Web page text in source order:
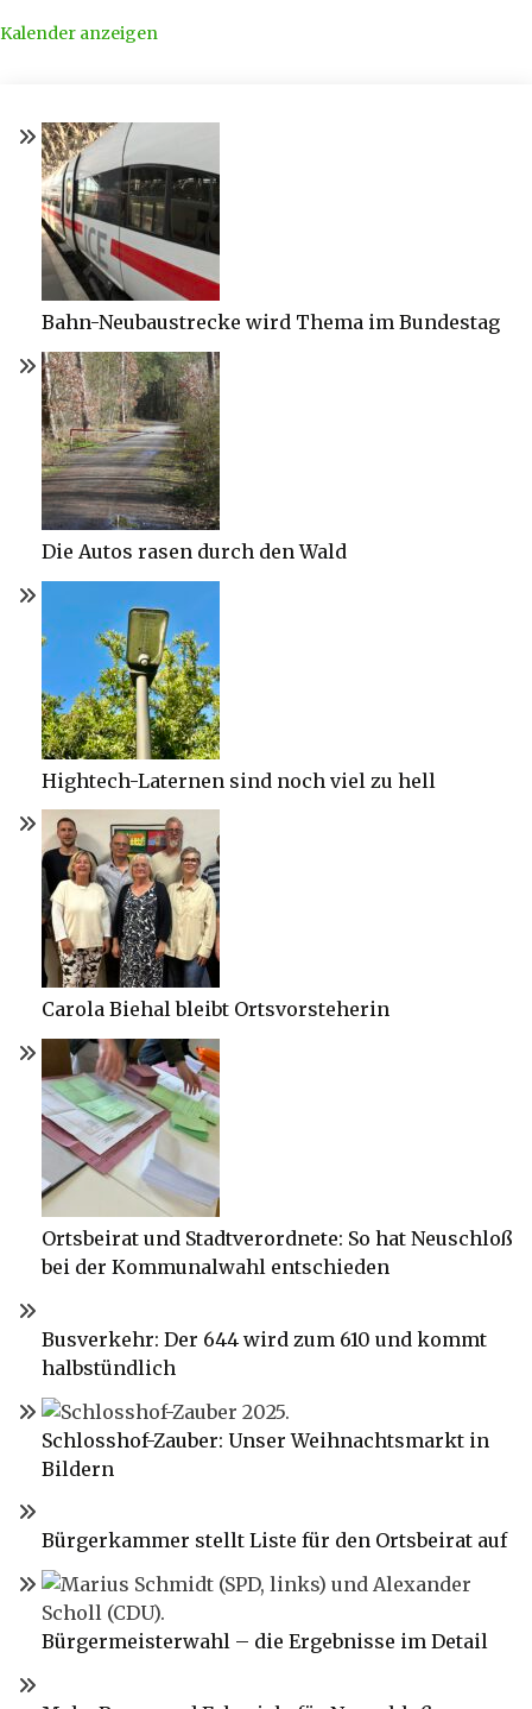
Kalender anzeigen
Bahn-Neubaustrecke wird Thema im Bundestag
Die Autos rasen durch den Wald
Hightech-Laternen sind noch viel zu hell
Carola Biehal bleibt Ortsvorsteherin
Ortsbeirat und Stadtverordnete: So hat Neuschloß
bei der Kommunalwahl entschieden
Busverkehr: Der 644 wird zum 610 und kommt
halbstündlich
Schlosshof-Zauber: Unser Weihnachtsmarkt in
Bildern
Bürgerkammer stellt Liste für den Ortsbeirat auf
Bürgermeisterwahl – die Ergebnisse im Detail